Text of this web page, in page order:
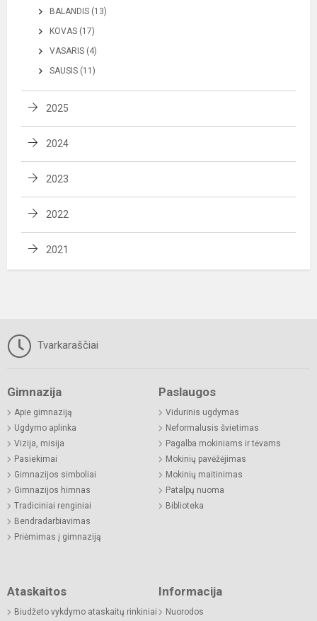
BALANDIS (13)
KOVAS (17)
VASARIS (4)
SAUSIS (11)
2025
2024
2023
2022
2021
Tvarkaraščiai
Gimnazija
Apie gimnaziją
Ugdymo aplinka
Vizija, misija
Pasiekimai
Gimnazijos simboliai
Gimnazijos himnas
Tradiciniai renginiai
Bendradarbiavimas
Priėmimas į gimnaziją
Paslaugos
Vidurinis ugdymas
Neformalusis švietimas
Pagalba mokiniams ir tėvams
Mokinių pavėžėjimas
Mokinių maitinimas
Patalpų nuoma
Biblioteka
Ataskaitos
Biudžeto vykdymo ataskaitų rinkiniai
Informacija
Nuorodos